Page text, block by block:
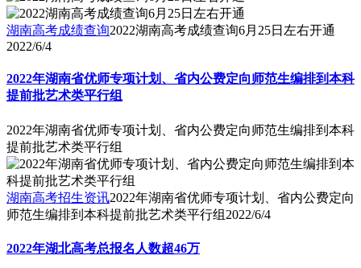
湖南高考成绩查询2022湖南高考成绩查询6月25日左右开通
2022/6/4
2022年湖南省优师专项计划、省内公费定向师范生编排到本科
提前批艺术类平行组
2022年湖南省优师专项计划、省内公费定向师范生编排到本科
提前批艺术类平行组
湖南高考招生资讯2022年湖南省优师专项计划、省内公费定向
师范生编排到本科提前批艺术类平行组 2022/6/4
2022年湖北高考总报名人数超46万